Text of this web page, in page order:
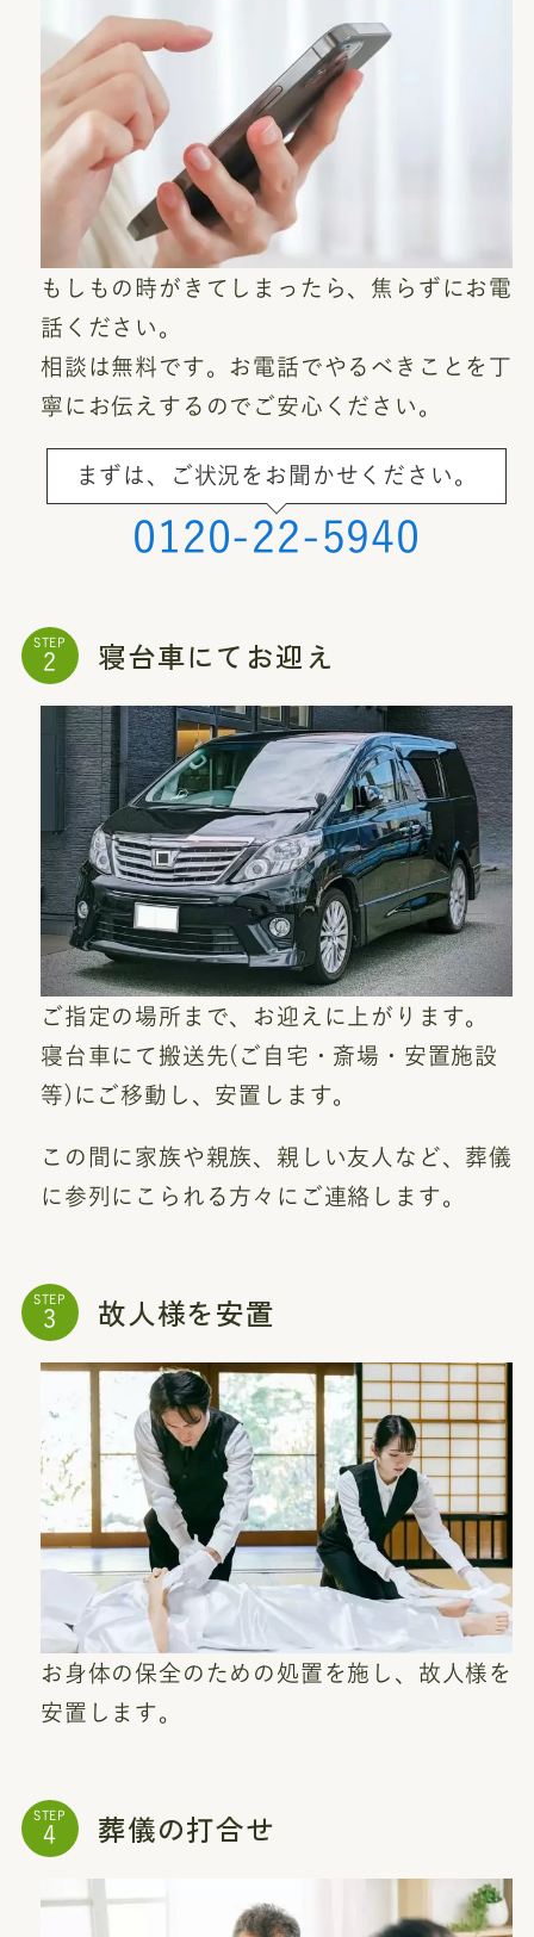
もしもの時がきてしまったら、焦らずにお電
話ください。
相談は無料です。お電話でやるべきことを丁
寧にお伝えするのでご安心ください。
まずは、ご状況をお聞かせください。
0120-22-5940
STEP 寝台車にてお迎え
ご指定の場所まで、お迎えに上がります。
寝台車にて搬送先(ご自宅・斎場・安置施設
等)にご移動し、安置します。
この間に家族や親族、親しい友人など、葬儀
に参列にこられる方々にご連絡します。
STEP 故人様を安置
お身体の保全のための処置を施し、故人様を
安置します。
STEP 葬儀の打合せ